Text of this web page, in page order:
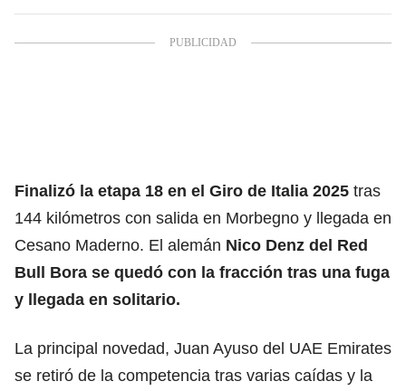
Finalizó la etapa 18 en el Giro de Italia 2025 tras
144 kilómetros con salida en Morbegno y llegada en
Cesano Maderno. El alemán Nico Denz del Red
Bull Bora se quedó con la fracción tras una fuga
y llegada en solitario.
La principal novedad, Juan Ayuso del UAE Emirates
se retiró de la competencia tras varias caídas y la